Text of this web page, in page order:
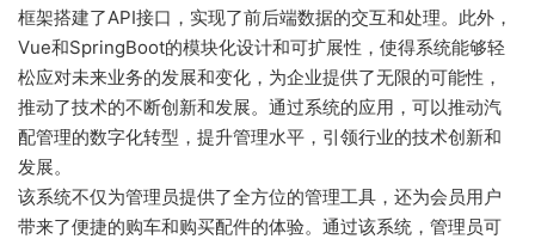
框架搭建了API接口，实现了前后端数据的交互和处理。此外，
Vue和SpringBoot的模块化设计和可扩展性，使得系统能够轻
松应对未来业务的发展和变化，为企业提供了无限的可能性，
推动了技术的不断创新和发展。通过系统的应用，可以推动汽
配管理的数字化转型，提升管理水平，引领行业的技术创新和
发展。
该系统不仅为管理员提供了全方位的管理工具，还为会员用户
带来了便捷的购车和购买配件的体验。通过该系统，管理员可